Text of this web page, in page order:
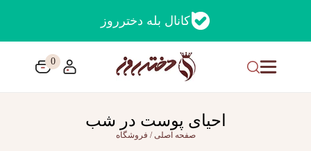
کانال بله دخترروز
0
احیای پوست در شب
صفحه اصلی/ فروشگاه